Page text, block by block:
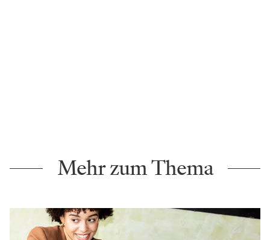
Mehr zum Thema